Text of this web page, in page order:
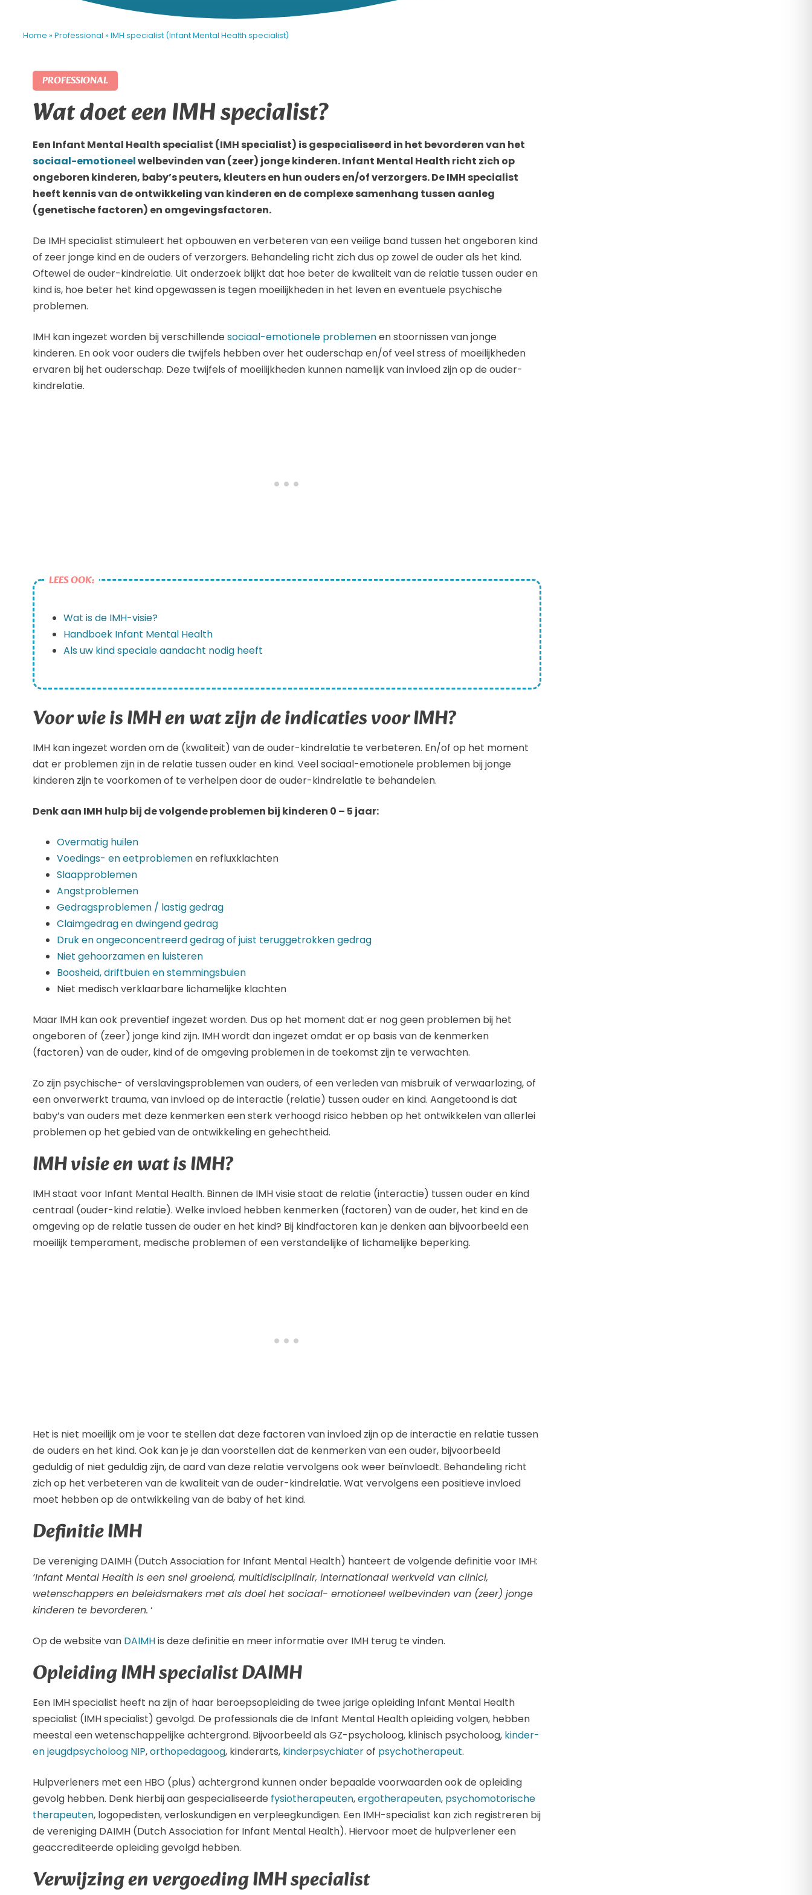
Home » Professional » IMH specialist (Infant Mental Health specialist)
PROFESSIONAL
Wat doet een IMH specialist?
Een Infant Mental Health specialist (IMH specialist) is gespecialiseerd in het bevorderen van het
sociaal-emotioneelwelbevinden van (zeer) jonge kinderen. Infant Mental Health richt zich op
ongeboren kinderen, baby’s peuters, kleuters en hun ouders en/of verzorgers. De IMH specialist
heeft kennis van de ontwikkeling van kinderen en de complexe samenhang tussen aanleg
(genetische factoren) en omgevingsfactoren.
De IMH specialist stimuleert het opbouwen en verbeteren van een veilige band tussen het ongeboren kind
of zeer jonge kind en de ouders of verzorgers. Behandeling richt zich dus op zowel de ouder als het kind.
Oftewel de ouder-kindrelatie. Uit onderzoek blijkt dat hoe beter de kwaliteit van de relatie tussen ouder en
kind is, hoe beter het kind opgewassen is tegen moeilijkheden in het leven en eventuele psychische
problemen.
IMH kan ingezet worden bij verschillende sociaal-emotionele problemenen stoornissen van jonge
kinderen. En ook voor ouders die twijfels hebben over het ouderschap en/of veel stress of moeilijkheden
ervaren bij het ouderschap. Deze twijfels of moeilijkheden kunnen namelijk van invloed zijn op de ouder-
kindrelatie.
LEES OOK:
Wat is de IMH-visie?
Handboek Infant Mental Health
Als uw kind speciale aandacht nodig heeft
Voor wie is IMH en wat zijn de indicaties voor IMH?
IMH kan ingezet worden om de (kwaliteit) van de ouder-kindrelatie te verbeteren. En/of op het moment
dat er problemen zijn in de relatie tussen ouder en kind. Veel sociaal-emotionele problemen bij jonge
kinderen zijn te voorkomen of te verhelpen door de ouder-kindrelatie te behandelen.
Denk aan IMH hulp bij de volgende problemen bij kinderen 0 – 5 jaar:
Overmatig huilen
Voedings- en eetproblemenen refluxklachten
Slaapproblemen
Angstproblemen
Gedragsproblemen / lastig gedrag
Claimgedrag en dwingend gedrag
Druk en ongeconcentreerd gedrag of juist teruggetrokken gedrag
Niet gehoorzamen en luisteren
Boosheid, driftbuien en stemmingsbuien
Niet medisch verklaarbare lichamelijke klachten
Maar IMH kan ook preventief ingezet worden. Dus op het moment dat er nog geen problemen bij het
ongeboren of (zeer) jonge kind zijn. IMH wordt dan ingezet omdat er op basis van de kenmerken
(factoren) van de ouder, kind of de omgeving problemen in de toekomst zijn te verwachten.
Zo zijn psychische- of verslavingsproblemen van ouders, of een verleden van misbruik of verwaarlozing, of
een onverwerkt trauma, van invloed op de interactie (relatie) tussen ouder en kind. Aangetoond is dat
baby’s van ouders met deze kenmerken een sterk verhoogd risico hebben op het ontwikkelen van allerlei
problemen op het gebied van de ontwikkeling en gehechtheid.
IMH visie en wat is IMH?
IMH staat voor Infant Mental Health. Binnen de IMH visie staat de relatie (interactie) tussen ouder en kind
centraal (ouder-kind relatie). Welke invloed hebben kenmerken (factoren) van de ouder, het kind en de
omgeving op de relatie tussen de ouder en het kind? Bij kindfactoren kan je denken aan bijvoorbeeld een
moeilijk temperament, medische problemen of een verstandelijke of lichamelijke beperking.
Het is niet moeilijk om je voor te stellen dat deze factoren van invloed zijn op de interactie en relatie tussen
de ouders en het kind. Ook kan je je dan voorstellen dat de kenmerken van een ouder, bijvoorbeeld
geduldig of niet geduldig zijn, de aard van deze relatie vervolgens ook weer beïnvloedt. Behandeling richt
zich op het verbeteren van de kwaliteit van de ouder-kindrelatie. Wat vervolgens een positieve invloed
moet hebben op de ontwikkeling van de baby of het kind.
Definitie IMH
De vereniging DAIMH (Dutch Association for Infant Mental Health) hanteert de volgende definitie voor IMH:
‘Infant Mental Health is een snel groeiend, multidisciplinair, internationaal werkveld van clinici,
wetenschappers en beleidsmakers met als doel het sociaal- emotioneel welbevinden van (zeer) jonge
kinderen te bevorderen. ‘
Op de website van DAIMHis deze definitie en meer informatie over IMH terug te vinden.
Opleiding IMH specialist DAIMH
Een IMH specialist heeft na zijn of haar beroepsopleiding de twee jarige opleiding Infant Mental Health
specialist (IMH specialist) gevolgd. De professionals die de Infant Mental Health opleiding volgen, hebben
meestal een wetenschappelijke achtergrond. Bijvoorbeeld als GZ-psycholoog, klinisch psycholoog, kinder-
en jeugdpsycholoog NIP,orthopedagoog, kinderarts, kinderpsychiaterof psychotherapeut.
Hulpverleners met een HBO (plus) achtergrond kunnen onder bepaalde voorwaarden ook de opleiding
gevolg hebben. Denk hierbij aan gespecialiseerde fysiotherapeuten,ergotherapeuten, psychomotorische
therapeuten, logopedisten, verloskundigen en verpleegkundigen. Een IMH-specialist kan zich registreren bij
de vereniging DAIMH (Dutch Association for Infant Mental Health). Hiervoor moet de hulpverlener een
geaccrediteerde opleiding gevolgd hebben.
Verwijzing en vergoeding IMH specialist